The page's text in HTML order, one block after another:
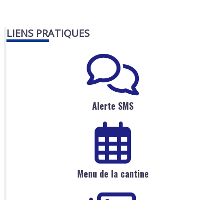
LIENS PRATIQUES
Alerte SMS
Menu de la cantine